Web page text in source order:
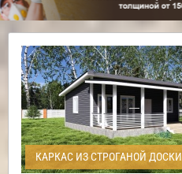
КАРКАС ИЗ СТРОГАНОЙ ДОСКИ